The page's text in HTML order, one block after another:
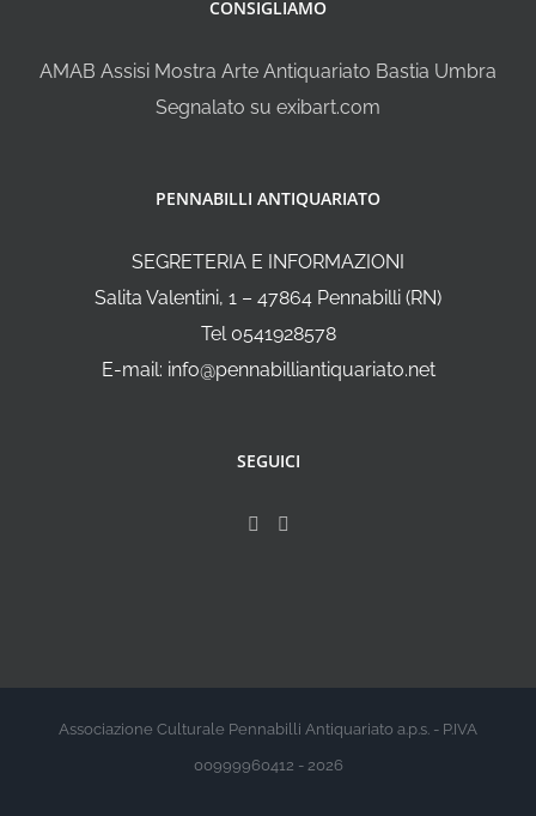
CONSIGLIAMO
AMAB Assisi Mostra Arte Antiquariato Bastia Umbra
Segnalato su exibart.com
PENNABILLI ANTIQUARIATO
SEGRETERIA E INFORMAZIONI
Salita Valentini, 1 – 47864 Pennabilli (RN)
Tel 0541928578
E-mail: info@pennabilliantiquariato.net
SEGUICI
Associazione Culturale Pennabilli Antiquariato a.p.s. - P.IVA
00999960412 - 2026